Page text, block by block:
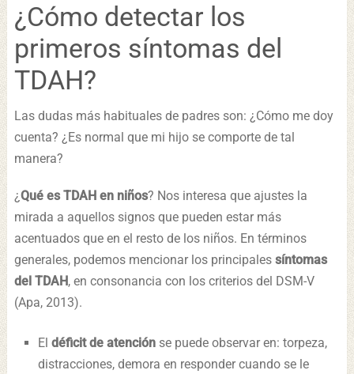
¿Cómo detectar los
primeros síntomas del
TDAH?
Las dudas más habituales de padres son: ¿Cómo me doy
cuenta? ¿Es normal que mi hijo se comporte de tal
manera?
¿Qué es TDAH en niños? Nos interesa que ajustes la
mirada a aquellos signos que pueden estar más
acentuados que en el resto de los niños. En términos
generales, podemos mencionar los principales síntomas
del TDAH, en consonancia con los criterios del DSM-V
(Apa, 2013).
El déficit de atenciónse puede observar en: torpeza,
distracciones, demora en responder cuando se le